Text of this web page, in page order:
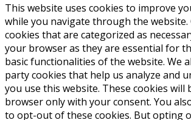
This website uses cookies to improve
while you navigate through the
cookies that are categorized as
your browser as they are essential for
basic functionalities of the website. We
party cookies that help us analyze and
you use this website. These cookies will
browser only with your consent. You
to opt-out of these cookies. But opting